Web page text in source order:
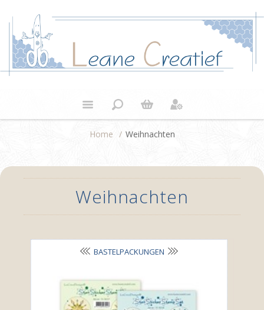
Home / Weihnachten
Weihnachten
BASTELPACKUNGEN